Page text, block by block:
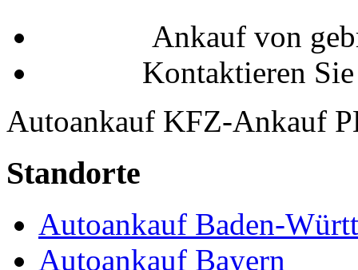
Ankauf von
Kontaktieren
Autoankauf KFZ-Ankauf
Standorte
Autoankauf Baden-
Autoankauf Bayern